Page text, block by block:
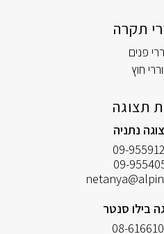
תקרה
פנים
חוץ
תצוגה
נתניה
09-
09-
בילו סנטר
08-